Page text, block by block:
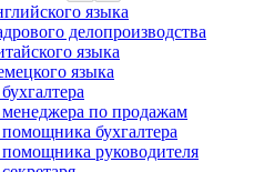
языка
делопроизводства
языка
языка
по продажам
бухгалтера
руководителя